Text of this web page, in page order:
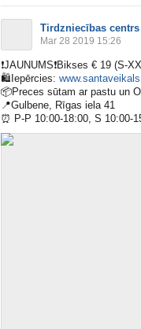
Tirdzniecības centrs
Mar 28 2019 15:26
❗️JAUNUMS❗️Bikses € 19 (S-
🛍 Iepērcies:
📦Preces sūtam ar pastu un
📍Gulbene, Rīgas iela 41
⏰ P-P 10:00-18:00, S 10:00-